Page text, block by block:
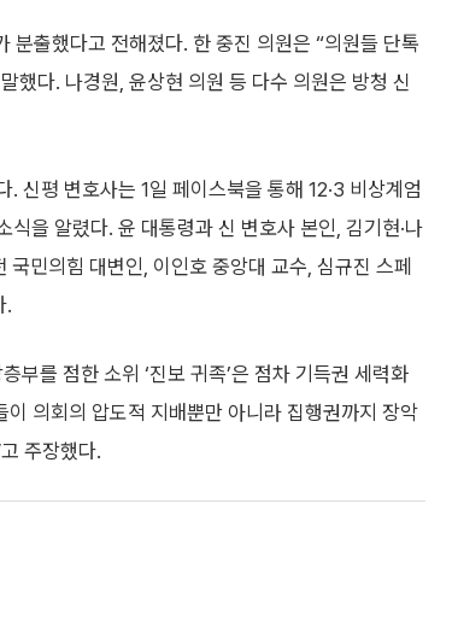
분출했다고 전해졌다. 한 중진 의원은 “의원들 단톡
했다. 나경원, 윤상현 의원 등 다수 의원은 방청 신
신평 변호사는 1일 페이스북을 통해 12·3 비상계엄
을 알렸다. 윤 대통령과 신 변호사 본인, 김기현·나
민의힘 대변인, 이인호 중앙대 교수, 심규진 스페
.
부를 점한 소위 ‘진보 귀족’은 점차 기득권 세력화
의회의 압도적 지배뿐만 아니라 집행권까지 장악
주장했다.